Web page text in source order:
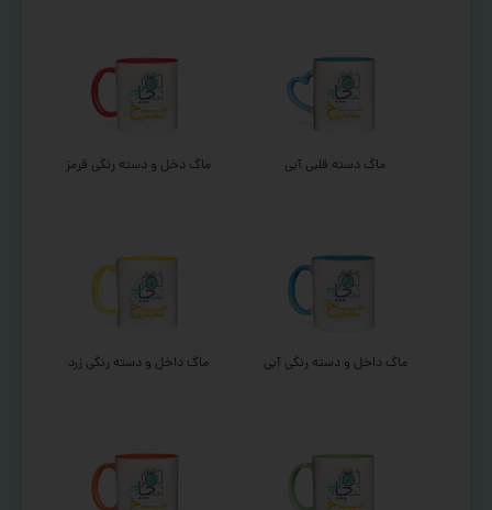
ماگ دسته قلبی آبی ماگ دخل و دسته رنگی قرمز
ماگ داخل و دسته رنگی آبی ماگ داخل و دسته رنگی زرد